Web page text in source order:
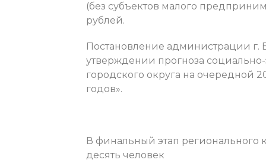
(без субъектов малого
рублей.
Постановление администрации г.
утверждении прогноза
городского округа на очередной
годов».
В финальный этап регионального
десять человек